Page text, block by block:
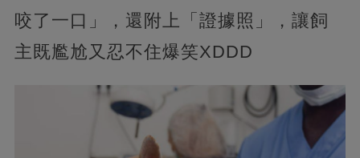
咬了一口」，還附上「證據照」，讓飼
主既尷尬又忍不住爆笑XDDD